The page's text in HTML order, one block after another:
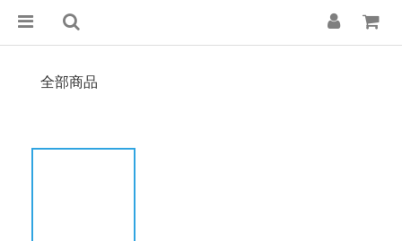
全部商品